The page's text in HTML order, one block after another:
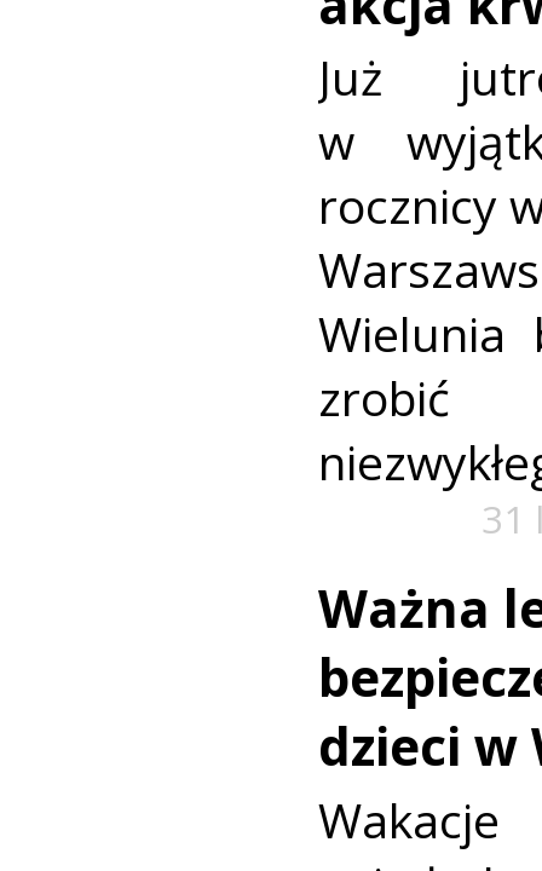
Już
w
rocznicy
Wielunia
zrobić
31
Ważna
dzieci w